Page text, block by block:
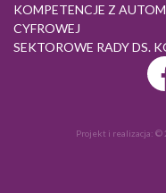
KOMPETENCJE Z
CYFROWEJ
SEKTOROWE RADY DS.
Projekt i realizacja: ©